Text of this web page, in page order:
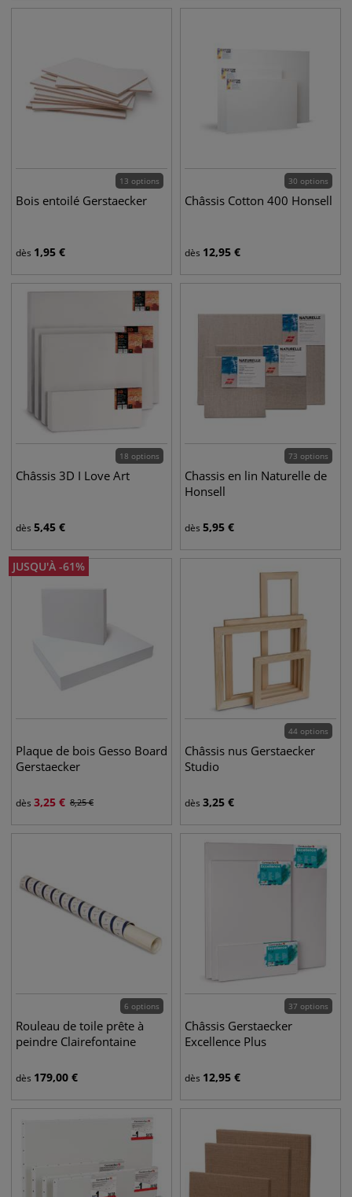
13 options
Bois entoilé Gerstaecker
dès 1,95 €
30 options
Châssis Cotton 400 Honsell
dès 12,95 €
18 options
Châssis 3D I Love Art
dès 5,45 €
73 options
Chassis en lin Naturelle de
Honsell
dès 5,95 €
JUSQU'À -61%
Plaque de bois Gesso Board
Gerstaecker
dès 3,25 € 8,25€
44 options
Châssis nus Gerstaecker
Studio
dès 3,25 €
6 options
Rouleau de toile prête à
peindre Clairefontaine
dès 179,00 €
37 options
Châssis Gerstaecker
Excellence Plus
dès 12,95 €